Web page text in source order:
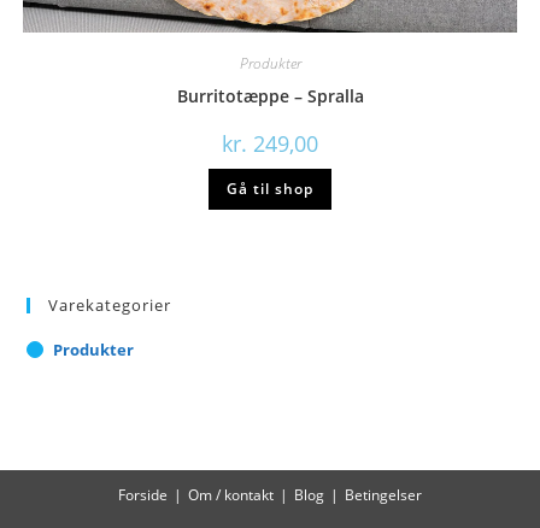
Produkter
Burritotæppe – Spralla
kr. 249,00
Gå til shop
Varekategorier
Produkter
Forside Om / kontakt Blog Betingelser